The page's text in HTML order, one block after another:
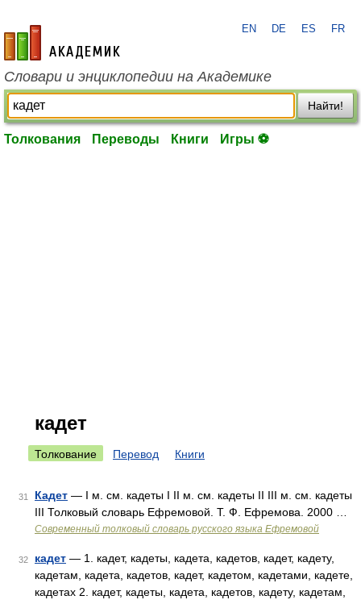
academic.ru
EN DE ES FR
Словари и энциклопедии на Академике
Найти!
Толкования Переводы Книги Игры ⚽
кадет
Толкование Перевод Книги
31 Кадет — I м. см. кадеты I II м. см. кадеты II III м. см. кадеты
III Толковый словарь Ефремовой. Т. Ф. Ефремова. 2000 …
Современный толковый словарь русского языка Ефремовой
32 кадет — 1. кадет, кадеты, кадета, кадетов, кадет, кадету,
кадетам, кадета, кадетов, кадет, кадетом, кадетами, кадете,
кадетах 2. кадет, кадеты, кадета, кадетов, кадету, кадетам,